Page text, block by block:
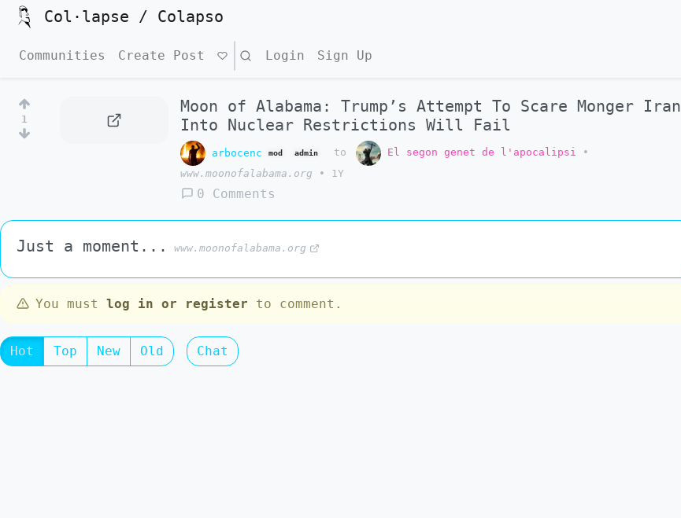
Col·lapse / Colapso
Communities Create Post Search Login Sign Up
1
Moon of Alabama: Trump’s Attempt To Scare Monger Iran
Into Nuclear Restrictions Will Fail
arbocenc mod admin to El segon genet de l'apocalipsi
•
www.moonofalabama.org
• 1Y
0 Comments
Just a moment... www.moonofalabama.org
You must log in or register to comment.
Hot Top New Old Chat